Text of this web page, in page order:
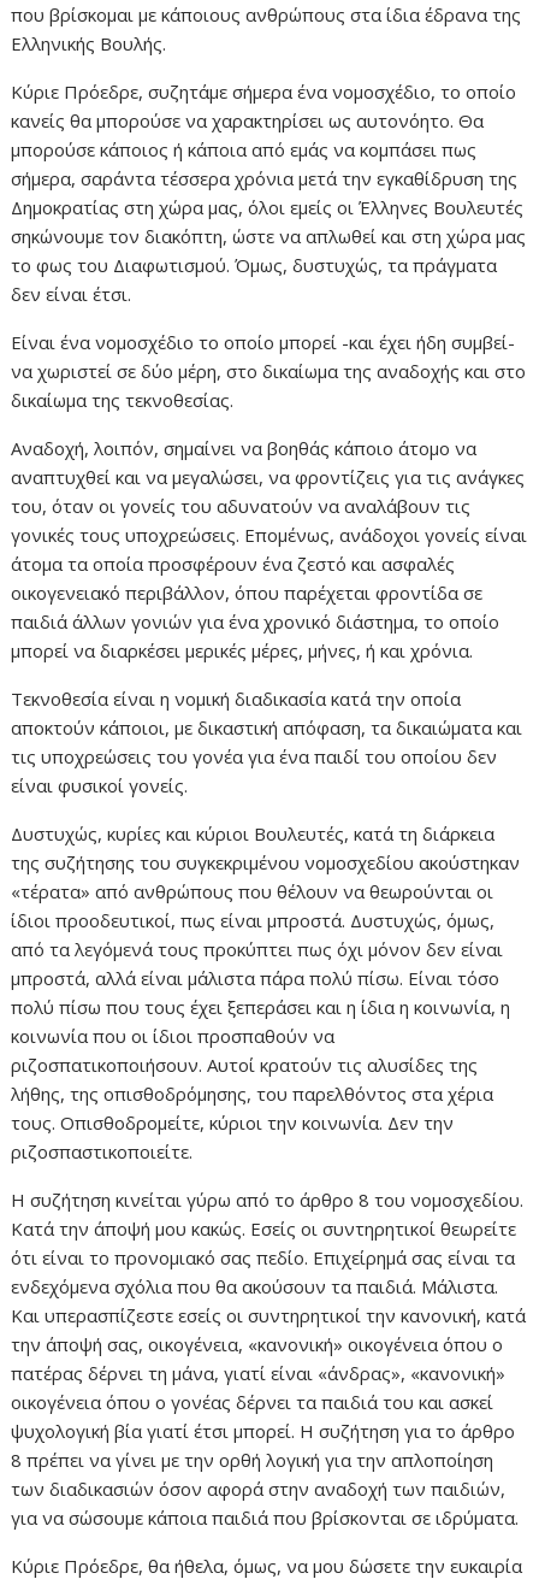
που βρίσκομαι με κάποιους ανθρώπους στα ίδια έδρανα της
Ελληνικής Βουλής.
Κύριε Πρόεδρε, συζητάμε σήμερα ένα νομοσχέδιο, το οποίο
κανείς θα μπορούσε να χαρακτηρίσει ως αυτονόητο. Θα
μπορούσε κάποιος ή κάποια από εμάς να κομπάσει πως
σήμερα, σαράντα τέσσερα χρόνια μετά την εγκαθίδρυση της
Δημοκρατίας στη χώρα μας, όλοι εμείς οι Έλληνες Βουλευτές
σηκώνουμε τον διακόπτη, ώστε να απλωθεί και στη χώρα μας
το φως του Διαφωτισμού. Όμως, δυστυχώς, τα πράγματα
δεν είναι έτσι.
Είναι ένα νομοσχέδιο το οποίο μπορεί -και έχει ήδη συμβεί-
να χωριστεί σε δύο μέρη, στο δικαίωμα της αναδοχής και στο
δικαίωμα της τεκνοθεσίας.
Αναδοχή, λοιπόν, σημαίνει να βοηθάς κάποιο άτομο να
αναπτυχθεί και να μεγαλώσει, να φροντίζεις για τις ανάγκες
του, όταν οι γονείς του αδυνατούν να αναλάβουν τις
γονικές τους υποχρεώσεις. Επομένως, ανάδοχοι γονείς είναι
άτομα τα οποία προσφέρουν ένα ζεστό και ασφαλές
οικογενειακό περιβάλλον, όπου παρέχεται φροντίδα σε
παιδιά άλλων γονιών για ένα χρονικό διάστημα, το οποίο
μπορεί να διαρκέσει μερικές μέρες, μήνες, ή και χρόνια.
Τεκνοθεσία είναι η νομική διαδικασία κατά την οποία
αποκτούν κάποιοι, με δικαστική απόφαση, τα δικαιώματα και
τις υποχρεώσεις του γονέα για ένα παιδί του οποίου δεν
είναι φυσικοί γονείς.
Δυστυχώς, κυρίες και κύριοι Βουλευτές, κατά τη διάρκεια
της συζήτησης του συγκεκριμένου νομοσχεδίου ακούστηκαν
«τέρατα» από ανθρώπους που θέλουν να θεωρούνται οι
ίδιοι προοδευτικοί, πως είναι μπροστά. Δυστυχώς, όμως,
από τα λεγόμενά τους προκύπτει πως όχι μόνον δεν είναι
μπροστά, αλλά είναι μάλιστα πάρα πολύ πίσω. Είναι τόσο
πολύ πίσω που τους έχει ξεπεράσει και η ίδια η κοινωνία, η
κοινωνία που οι ίδιοι προσπαθούν να
ριζοσπατικοποιήσουν. Αυτοί κρατούν τις αλυσίδες της
λήθης, της οπισθοδρόμησης, του παρελθόντος στα χέρια
τους. Οπισθοδρομείτε, κύριοι την κοινωνία. Δεν την
ριζοσπαστικοποιείτε.
Η συζήτηση κινείται γύρω από το άρθρο 8 του νομοσχεδίου.
Κατά την άποψή μου κακώς. Εσείς οι συντηρητικοί θεωρείτε
ότι είναι το προνομιακό σας πεδίο. Επιχείρημά σας είναι τα
ενδεχόμενα σχόλια που θα ακούσουν τα παιδιά. Μάλιστα.
Και υπερασπίζεστε εσείς οι συντηρητικοί την κανονική, κατά
την άποψή σας, οικογένεια, «κανονική» οικογένεια όπου ο
πατέρας δέρνει τη μάνα, γιατί είναι «άνδρας», «κανονική»
οικογένεια όπου ο γονέας δέρνει τα παιδιά του και ασκεί
ψυχολογική βία γιατί έτσι μπορεί. Η συζήτηση για το άρθρο
8 πρέπει να γίνει με την ορθή λογική για την απλοποίηση
των διαδικασιών όσον αφορά στην αναδοχή των παιδιών,
για να σώσουμε κάποια παιδιά που βρίσκονται σε ιδρύματα.
Κύριε Πρόεδρε, θα ήθελα, όμως, να μου δώσετε την ευκαιρία